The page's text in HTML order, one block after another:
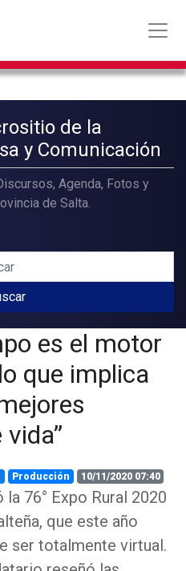
de la
y Comunicación
Agenda, Fotos y
de Salta.
es el motor
que implica
Producción 10/11/2020 07:40
76° Expo Rural 2020
que este año
ser totalmente virtual.